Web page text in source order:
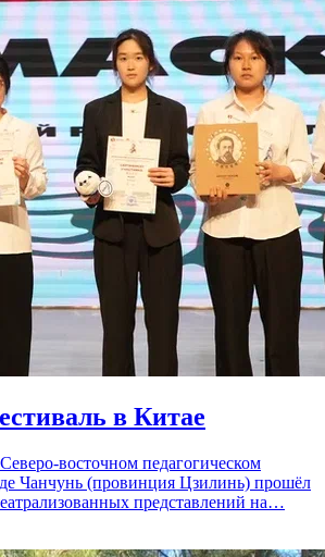
в Китае
восточном педагогическом
Чанчунь (провинция Цзилинь) прошёл
представлений на…